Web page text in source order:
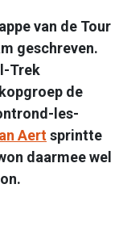
van de Tour
geschreven.
Trek
de
les-
Aertsprintte
daarmee wel